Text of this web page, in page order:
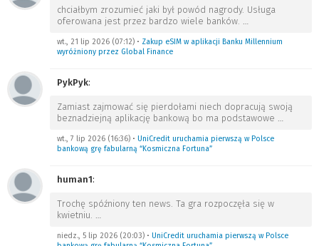
chciałbym zrozumieć jaki był powód nagrody. Usługa
oferowana jest przez bardzo wiele banków. …
wt., 21 lip 2026 (07:12) • Zakup eSIM w aplikacji Banku Millennium
wyróżniony przez Global Finance
PykPyk:
Zamiast zajmować się pierdołami niech dopracują swoją
beznadziejną aplikację bankową bo ma podstawowe …
wt., 7 lip 2026 (16:36) • UniCredit uruchamia pierwszą w Polsce
bankową grę fabularną “Kosmiczna Fortuna”
human1:
Trochę spóźniony ten news. Ta gra rozpoczęła się w
kwietniu. …
niedz., 5 lip 2026 (20:03) • UniCredit uruchamia pierwszą w Polsce